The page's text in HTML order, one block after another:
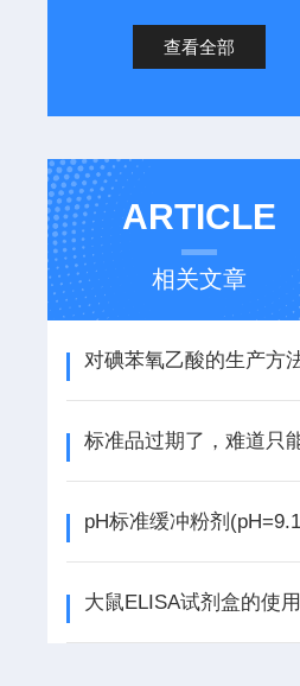
查看全部
ARTICLE
相关文章